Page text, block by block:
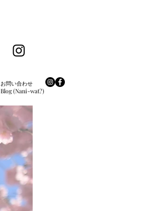
Blog (Nani-wat?)
お問い合わせ